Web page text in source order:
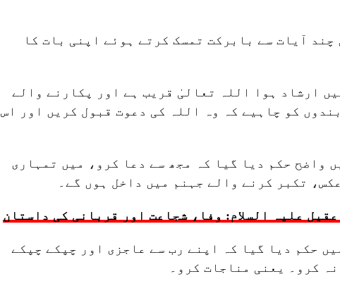
آیات سے بابرکت تمسک کرتے ہوئے اپنی بات کا
بقرہ کی آیت نمبر 186 میں ارشاد ہوا اللہ تعالیٰ قریب ہے اور پکارنے والے
کو چاہیے کہ وہ اللہ کی دعوت قبول کریں اور اس
غافر کی آیت نمبر 60 میں واضح حکم دیا گیا کہ مجھ سے دعا کرو، میں تمہاری
تکبر کرنے والے جہنم میں داخل ہوں گے۔
علیہ السلام: وفا، شجاعت اور قربانی کی داستان
اعراف کی آیت نمبر 55 میں حکم دیا گیا کہ اپنے رب سے عاجزی اور چپکے چپکے
کرو۔ یعنی مناجات کرو۔